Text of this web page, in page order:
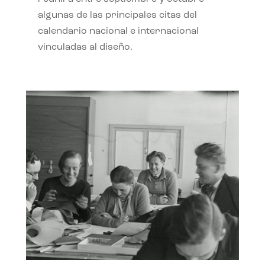
algunas de las principales citas del
calendario nacional e internacional
vinculadas al diseño.